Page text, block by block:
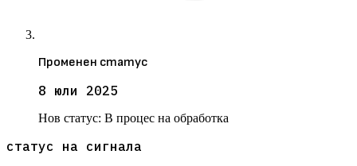
Променен статус
8 юли 2025
Нов статус: В процес на обработка
статус на сигнала